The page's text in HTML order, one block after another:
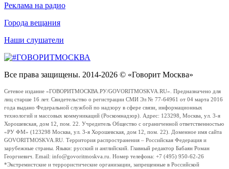
Реклама на радио
Города вещания
Наши слушатели
Все права защищены. 2014-2026 © «Говорит Москва»
Сетевое издание «ГОВОРИТМОСКВА.РУ/GOVORITMOSKVA.RU». Предназначено для
лиц старше 16 лет. Свидетельство о регистрации СМИ Эл № 77-64961 от 04 марта 2016
года выдано Федеральной службой по надзору в сфере связи, информационных
технологий и массовых коммуникаций (Роскомнадзор). Адрес: 123298, Москва, ул. 3-я
Хорошевская, дом 12, пом. 22. Учредитель Общество с ограниченной ответственностью
«РУ ФМ» (123298 Москва, ул. 3-я Хорошевская, дом 12, пом. 22). Доменное имя сайта
GOVORITMOSKVA.RU. Территория распространения – Российская Федерация и
зарубежные страны. Языки: русский и английский. Главный редактор Бабаян Роман
Георгиевич. Email: info@govoritmoskva.ru. Номер телефона: +7 (495) 950-62-26
*Экстремистские и террористические организации, запрещенные в Российской